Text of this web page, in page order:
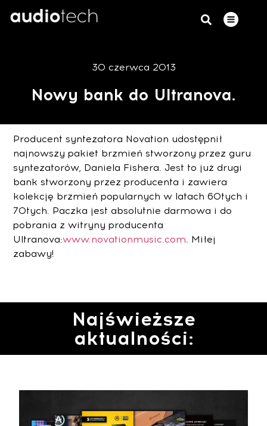
30 czerwca 2013
Nowy bank do Ultranova.
Producent syntezatora Novation udostępnił
najnowszy pakiet brzmień stworzony przez guru
syntezatorów, Daniela Fishera. Jest to już drugi
bank stworzony przez producenta i zawiera
kolekcję brzmień popularnych w latach 60tych i
70tych. Paczka jest absolutnie darmowa i do
pobrania z witryny producenta
Ultranova:www.novationmusic.com. Miłej
zabawy!
Najświeższe
aktualności: